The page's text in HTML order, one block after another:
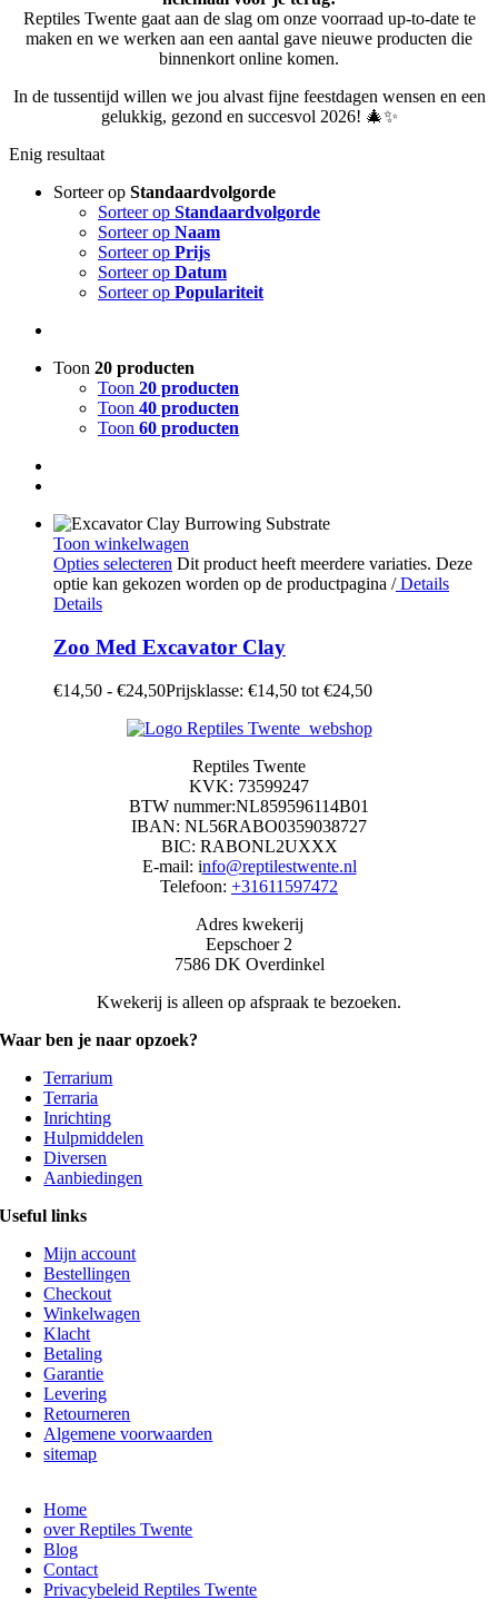
Reptiles Twente gaat aan de slag om onze voorraad up-to-date te
maken en we werken aan een aantal gave nieuwe producten die
binnenkort online komen.
In de tussentijd willen we jou alvast fijne feestdagen wensen en een
gelukkig, gezond en succesvol 2026! 🎄✨
Enig resultaat
Sorteer op Standaardvolgorde
Sorteer op Standaardvolgorde
Sorteer op Naam
Sorteer op Prijs
Sorteer op Datum
Sorteer op Populariteit
Toon 20 producten
Toon 20 producten
Toon 40 producten
Toon 60 producten
Toon winkelwagen
Opties selecteren Dit product heeft meerdere variaties. Deze
optie kan gekozen worden op de productpagina /Details
Details
Zoo Med Excavator Clay
€14,50 - €24,50Prijsklasse: €14,50 tot €24,50
Reptiles Twente
KVK: 73599247
BTW nummer:NL859596114B01
IBAN: NL56RABO0359038727
BIC: RABONL2UXXX
E-mail: info@reptilestwente.nl
Telefoon: +31611597472
Adres kwekerij
Eepschoer 2
7586 DK Overdinkel
Kwekerij is alleen op afspraak te bezoeken.
Waar ben je naar opzoek?
Terrarium
Terraria
Inrichting
Hulpmiddelen
Diversen
Aanbiedingen
Useful links
Mijn account
Bestellingen
Checkout
Winkelwagen
Klacht
Betaling
Garantie
Levering
Retourneren
Algemene voorwaarden
sitemap
Home
over Reptiles Twente
Blog
Contact
Privacybeleid Reptiles Twente